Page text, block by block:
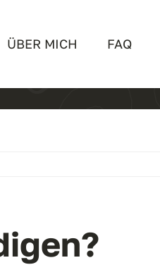
ÜBER MICH FAQ